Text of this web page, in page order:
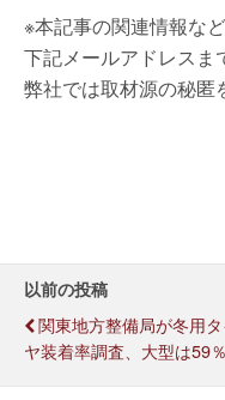
※本記事の関連情報な
下記メールアドレスま
弊社では取材源の秘匿
以前の投稿
関東地方整備局が冬用タ
ヤ装着率調査、大型は59％